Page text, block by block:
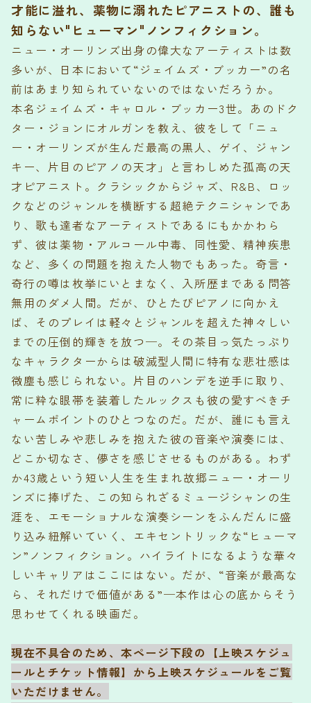
才能に溢れ、薬物に溺れたピアニストの、誰も
知らない"ヒューマン"ノンフィクション。
ニュー・オーリンズ出身の偉大なアーティストは数
多いが、日本において“ジェイムズ・ブッカー”の名
前はあまり知られていないのではないだろうか。
本名ジェイムズ・キャロル・ブッカー3世。あのドク
ター・ジョンにオルガンを教え、彼をして「ニュ
ー・オーリンズが生んだ最高の黒人、ゲイ、ジャン
キー、片目のピアノの天才」と言わしめた孤高の天
才ピアニスト。クラシックからジャズ、R&B、ロッ
クなどのジャンルを横断する超絶テクニシャンであ
り、歌も達者なアーティストであるにもかかわら
ず、彼は薬物・アルコール中毒、同性愛、精神疾患
など、多くの問題を抱えた人物でもあった。奇言・
奇行の噂は枚挙にいとまなく、入所歴まである問答
無用のダメ人間。だが、ひとたびピアノに向かえ
ば、そのプレイは軽々とジャンルを超えた神々しい
までの圧倒的輝きを放つ─。その茶目っ気たっぷり
なキャラクターからは破滅型人間に特有な悲壮感は
微塵も感じられない。片目のハンデを逆手に取り、
常に粋な眼帯を装着したルックスも彼の愛すべきチ
ャームポイントのひとつなのだ。だが、誰にも言え
ない苦しみや悲しみを抱えた彼の音楽や演奏には、
どこか切なさ、儚さを感じさせるものがある。わず
か43歳という短い人生を生まれ故郷ニュー・オーリ
ンズに捧げた、この知られざるミュージシャンの生
涯を、エモーショナルな演奏シーンをふんだんに盛
り込み紐解いていく、エキセントリックな“ヒューマ
ン”ノンフィクション。ハイライトになるような華々
しいキャリアはここにはない。だが、“音楽が最高な
ら、それだけで価値がある”─本作は心の底からそう
思わせてくれる映画だ。
現在不具合のため、本ページ下段の【上映スケジュ
ールとチケット情報】から上映スケジュールをご覧
いただけません。